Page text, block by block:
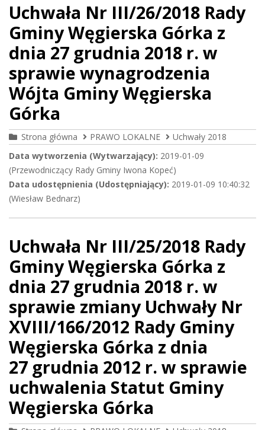
Uchwała Nr III/26/2018 Rady
Gminy Węgierska Górka z
dnia 27 grudnia 2018 r. w
sprawie wynagrodzenia
Wójta Gminy Węgierska
Górka
Strona główna PRAWO LOKALNE
Uchwały 2018
Data wytworzenia (Wytwarzający): 2019-01-09
(Przewodniczący Rady Gminy Iwona Kopeć)
Data udostępnienia (Udostępniający): 2019-01-09 10:40:32
(Wiesław Bednarz)
Uchwała Nr III/25/2018 Rady
Gminy Węgierska Górka z
dnia 27 grudnia 2018 r. w
sprawie zmiany Uchwały Nr
XVIII/166/2012 Rady Gminy
Węgierska Górka z dnia
27 grudnia 2012 r. w sprawie
uchwalenia Statut Gminy
Węgierska Górka